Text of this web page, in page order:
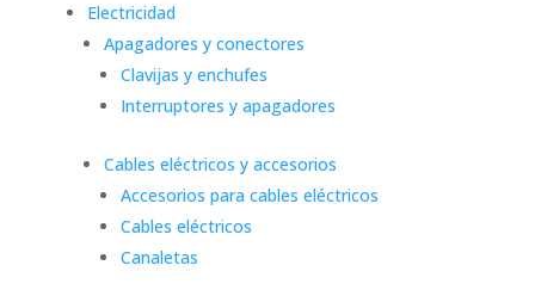
Electricidad
Apagadores y conectores
Clavijas y enchufes
Interruptores y apagadores
Cables eléctricos y accesorios
Accesorios para cables eléctricos
Cables eléctricos
Canaletas